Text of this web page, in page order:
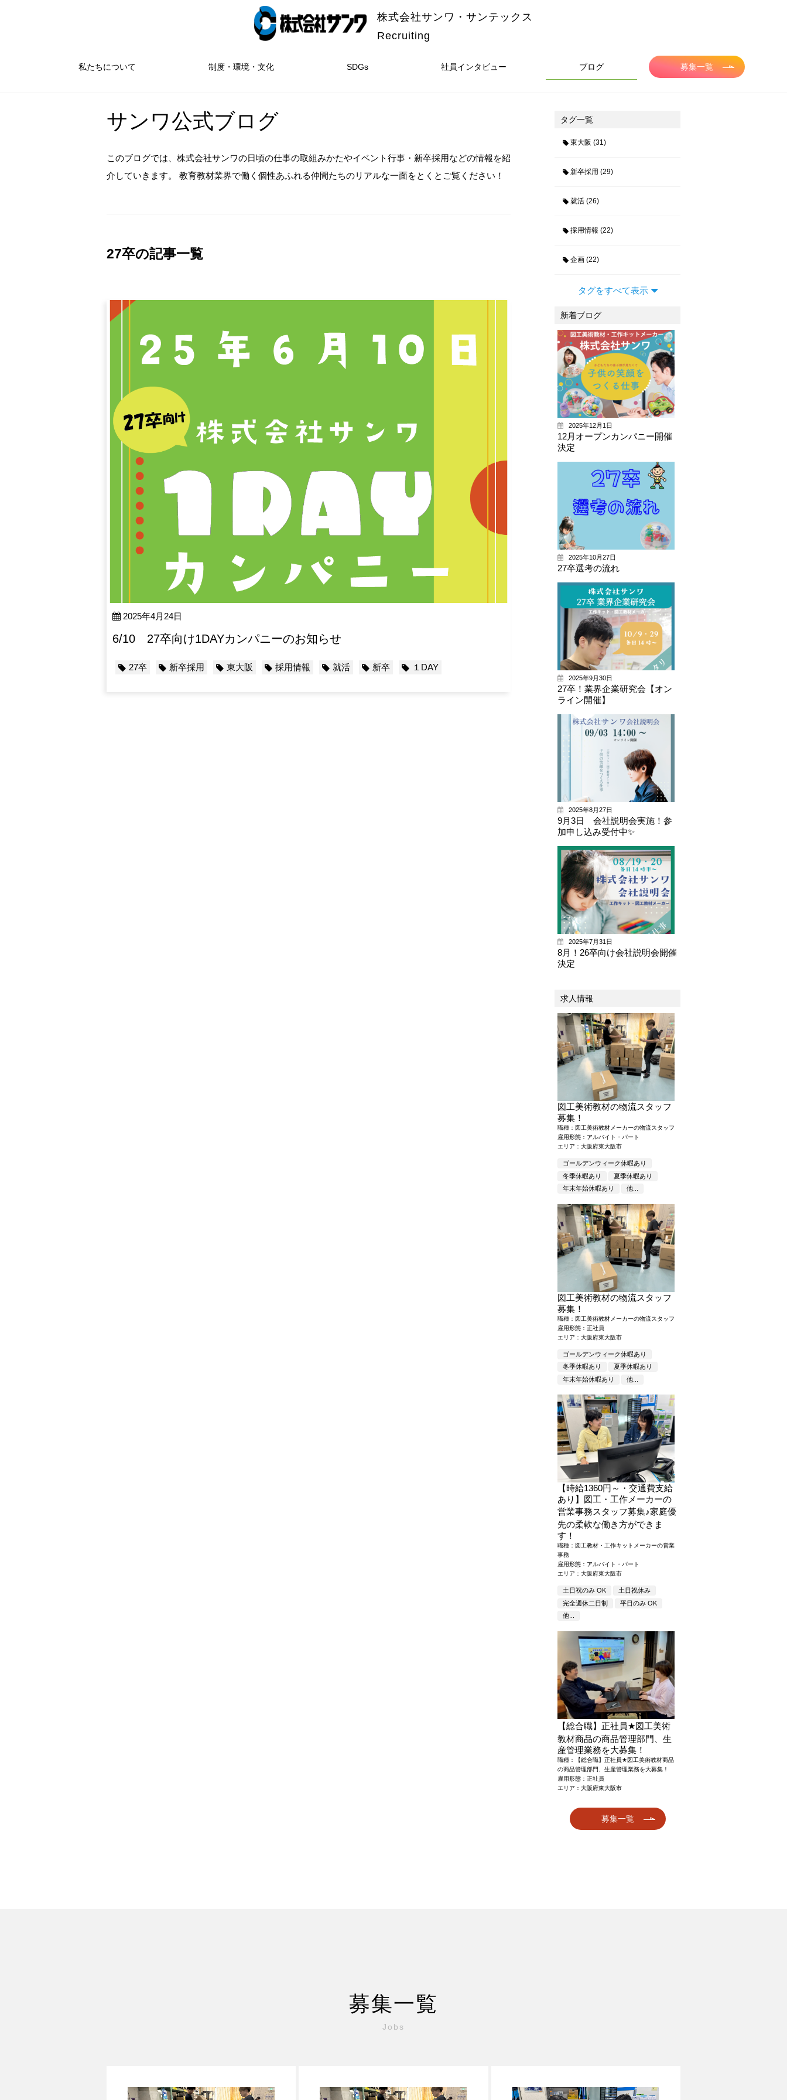
株式会社サンワ・サンテックス
Recruiting
私たちについて 制度・環境・文化 SDGs 社員インタビュー ブログ 募集一覧
サンワ公式ブログ
このブログでは、株式会社サンワの日頃の仕事の取組みかたやイベント行事・新卒採用などの情報を紹
介していきます。 教育教材業界で働く個性あふれる仲間たちのリアルな一面をとくとご覧ください！
27卒の記事一覧
2025年4月24日
6/10 27卒向け1DAYカンパニーのお知らせ
27卒 新卒採用 東大阪 採用情報 就活 新卒 １DAY
タグ一覧
東大阪 (31)
新卒採用 (29)
就活 (26)
採用情報 (22)
企画 (22)
タグをすべて表示
新着ブログ
2025年12月1日
12月オープンカンパニー開催
決定
2025年10月27日
27卒選考の流れ
2025年9月30日
27卒！業界企業研究会【オン
ライン開催】
2025年8月27日
9月3日 会社説明会実施！参
加申し込み受付中✨
2025年7月31日
8月！26卒向け会社説明会開催
決定
求人情報
図工美術教材の物流スタッフ
募集！
職種：図工美術教材メーカーの物流スタッフ
雇用形態：アルバイト・パート
エリア：大阪府東大阪市
ゴールデンウィーク休暇あり
冬季休暇あり
夏季休暇あり
年末年始休暇あり
他...
図工美術教材の物流スタッフ
募集！
職種：図工美術教材メーカーの物流スタッフ
雇用形態：正社員
エリア：大阪府東大阪市
ゴールデンウィーク休暇あり
冬季休暇あり
夏季休暇あり
年末年始休暇あり
他...
【時給1360円～・交通費支給
あり】図工・工作メーカーの
営業事務スタッフ募集♪家庭優
先の柔軟な働き方ができま
す！
職種：図工教材・工作キットメーカーの営業
事務
雇用形態：アルバイト・パート
エリア：大阪府東大阪市
土日祝のみ OK
土日祝休み
完全週休二日制
平日のみ OK
他...
【総合職】正社員★図工美術
教材商品の商品管理部門、生
産管理業務を大募集！
職種：【総合職】正社員★図工美術教材商品
の商品管理部門、生産管理業務を大募集！
雇用形態：正社員
エリア：大阪府東大阪市
募集一覧
募集一覧
Jobs